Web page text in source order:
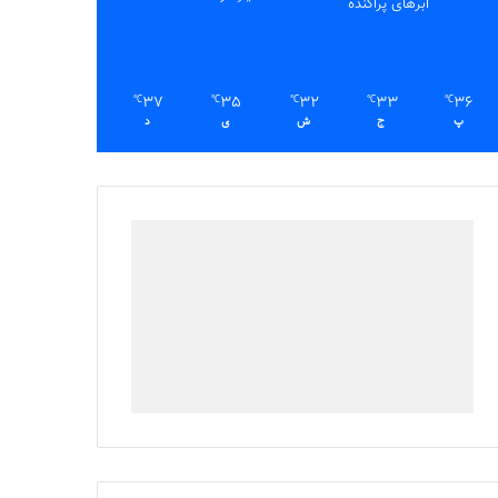
ابرهای پراکنده
36
℃
پ
33
℃
ج
32
℃
ش
35
℃
ی
37
℃
د